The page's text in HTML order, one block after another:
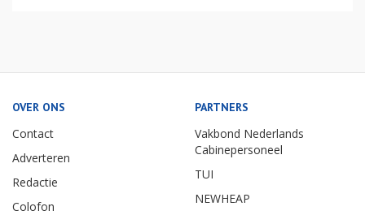
OVER ONS
Contact
Adverteren
Redactie
Colofon
PARTNERS
Vakbond Nederlands
Cabinepersoneel
TUI
NEWHEAP